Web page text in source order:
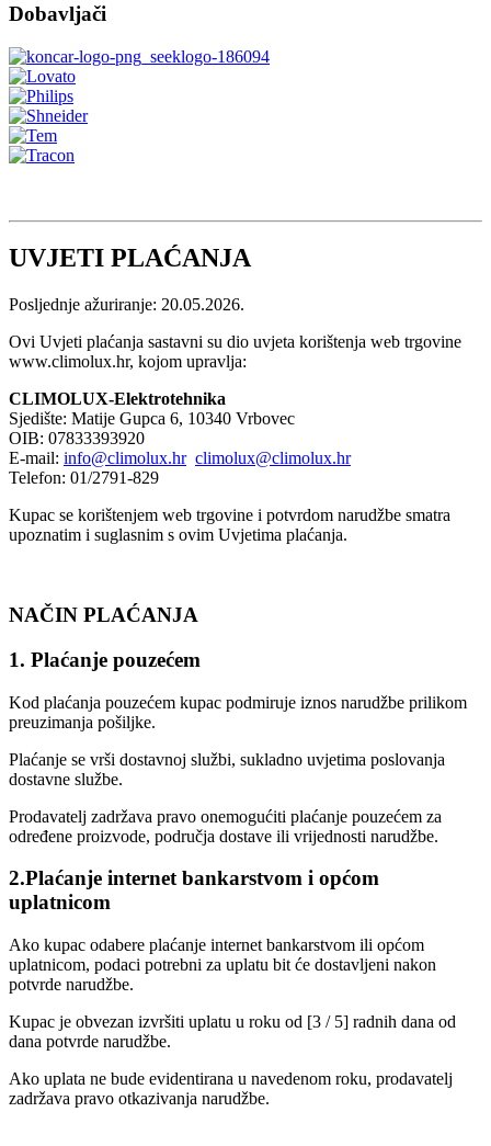
Dobavljači
UVJETI PLAĆANJA
Posljednje ažuriranje: 20.05.2026.
Ovi Uvjeti plaćanja sastavni su dio uvjeta korištenja web trgovine
www.climolux.hr, kojom upravlja:
CLIMOLUX-Elektrotehnika
Sjedište: Matije Gupca 6, 10340 Vrbovec
OIB: 07833393920
E-mail: info@climolux.hr climolux@climolux.hr
Telefon: 01/2791-829
Kupac se korištenjem web trgovine i potvrdom narudžbe smatra
upoznatim i suglasnim s ovim Uvjetima plaćanja.
NAČIN PLAĆANJA
1. Plaćanje pouzećem
Kod plaćanja pouzećem kupac podmiruje iznos narudžbe prilikom
preuzimanja pošiljke.
Plaćanje se vrši dostavnoj službi, sukladno uvjetima poslovanja
dostavne službe.
Prodavatelj zadržava pravo onemogućiti plaćanje pouzećem za
određene proizvode, područja dostave ili vrijednosti narudžbe.
2.Plaćanje internet bankarstvom i općom
uplatnicom
Ako kupac odabere plaćanje internet bankarstvom ili općom
uplatnicom, podaci potrebni za uplatu bit će dostavljeni nakon
potvrde narudžbe.
Kupac je obvezan izvršiti uplatu u roku od [3 / 5] radnih dana od
dana potvrde narudžbe.
Ako uplata ne bude evidentirana u navedenom roku, prodavatelj
zadržava pravo otkazivanja narudžbe.